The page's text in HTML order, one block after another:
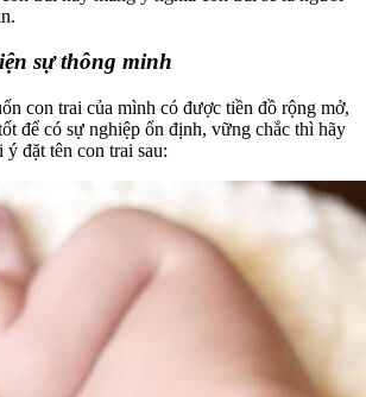
sự thông minh
con trai của mình có được tiền đồ rộng mở,
để có sự nghiệp ổn định, vững chắc thì hãy
đặt tên con trai sau: